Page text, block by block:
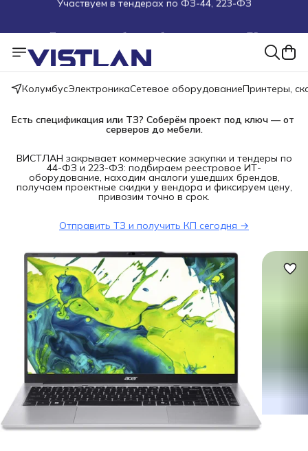
Пуско-наладочные работы
Пришлите запрос на e-mail или в чат
Более 100 000 позиций в наличии и под заказ
КолумбусЭлектроникаСетевое оборудованиеПринтеры,
Есть спецификация или ТЗ? Соберём проект под ключ — от
серверов до мебели.
ВИСТЛАН закрывает коммерческие закупки и тендеры по
44-ФЗ и 223-ФЗ: подбираем реестровое ИТ-
оборудование, находим аналоги ушедших брендов,
получаем проектные скидки у вендора и фиксируем цену,
привозим точно в срок.
Отправить ТЗ и получить КП сегодня →